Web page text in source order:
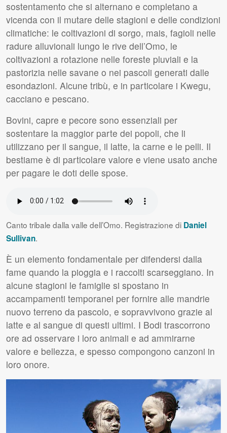
sostentamento che si alternano e completano a
vicenda con il mutare delle stagioni e delle condizioni
climatiche: le coltivazioni di sorgo, mais, fagioli nelle
radure alluvionali lungo le rive dell’Omo, le
coltivazioni a rotazione nelle foreste pluviali e la
pastorizia nelle savane o nei pascoli generati dalle
esondazioni. Alcune tribù, e in particolare i Kwegu,
cacciano e pescano.
Bovini, capre e pecore sono essenziali per
sostentare la maggior parte dei popoli, che li
utilizzano per il sangue, il latte, la carne e le pelli. Il
bestiame è di particolare valore e viene usato anche
per pagare le doti delle spose.
Canto tribale dalla valle dell’Omo. Registrazione di Daniel
Sullivan.
È un elemento fondamentale per difendersi dalla
fame quando la pioggia e i raccolti scarseggiano. In
alcune stagioni le famiglie si spostano in
accampamenti temporanei per fornire alle mandrie
nuovo terreno da pascolo, e sopravvivono grazie al
latte e al sangue di questi ultimi. I Bodi trascorrono
ore ad osservare i loro animali e ad ammirarne
valore e bellezza, e spesso compongono canzoni in
loro onore.